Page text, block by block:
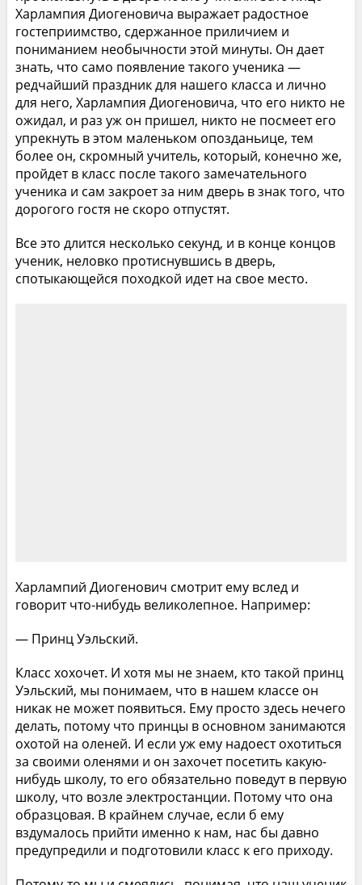
Харлампия Диогеновича выражает радостное
гостеприимство, сдержанное приличием и
пониманием необычности этой минуты. Он дает
знать, что само появление такого ученика —
редчайший праздник для нашего класса и лично
для него, Харлампия Диогеновича, что его никто не
ожидал, и раз уж он пришел, никто не посмеет его
упрекнуть в этом маленьком опозданьице, тем
более он, скромный учитель, который, конечно же,
пройдет в класс после такого замечательного
ученика и сам закроет за ним дверь в знак того, что
дорогого гостя не скоро отпустят.
Все это длится несколько секунд, и в конце концов
ученик, неловко протиснувшись в дверь,
спотыкающейся походкой идет на свое место.
Харлампий Диогенович смотрит ему вслед и
говорит что-нибудь великолепное. Например:
— Принц Уэльский.
Класс хохочет. И хотя мы не знаем, кто такой принц
Уэльский, мы понимаем, что в нашем классе он
никак не может появиться. Ему просто здесь нечего
делать, потому что принцы в основном занимаются
охотой на оленей. И если уж ему надоест охотиться
за своими оленями и он захочет посетить какую-
нибудь школу, то его обязательно поведут в первую
школу, что возле электростанции. Потому что она
образцовая. В крайнем случае, если б ему
вздумалось прийти именно к нам, нас бы давно
предупредили и подготовили класс к его приходу.